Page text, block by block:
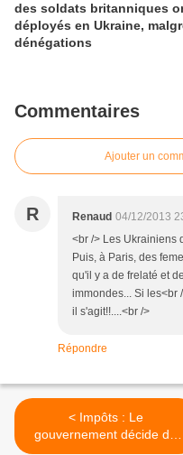
des soldats britanniques
déployés en Ukraine,
dénégations
Commentaires
Ajouter un
R Renaud 04/12/2013
<br /> Les Ukrainiens
Puis, à Paris, des
qu'il y a de frelaté et
immondes... Si les<br
il s'agit!!....<br />
Répondre
< Impôts : Le
gouvernement décide de
taxer les rivières